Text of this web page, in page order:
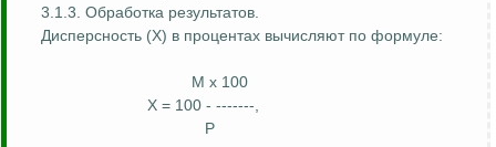
3.1.3. Обработка результатов.
Дисперсность (X) в процентах вычисляют по формуле:
M x 100
X = 100 - -------,
P